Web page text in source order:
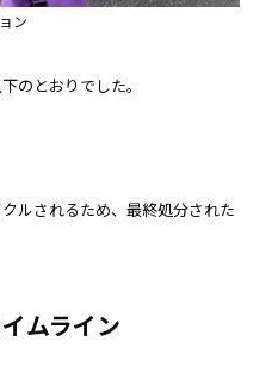
ン
のとおりでした。
ルされるため、最終処分された
ムライン